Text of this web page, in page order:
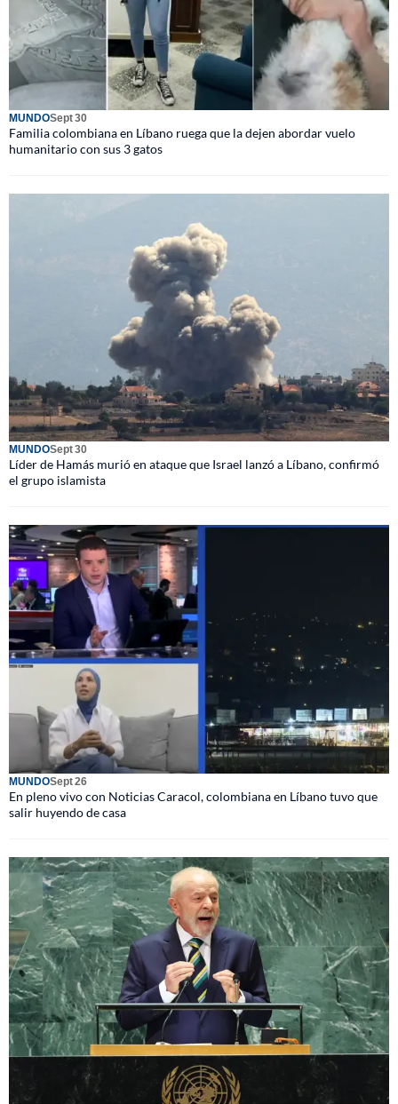
MUNDOSept 30
Familia colombiana en Líbano ruega que la dejen abordar vuelo
humanitario con sus 3 gatos
MUNDOSept 30
Líder de Hamás murió en ataque que Israel lanzó a Líbano, confirmó
el grupo islamista
MUNDOSept 26
En pleno vivo con Noticias Caracol, colombiana en Líbano tuvo que
salir huyendo de casa